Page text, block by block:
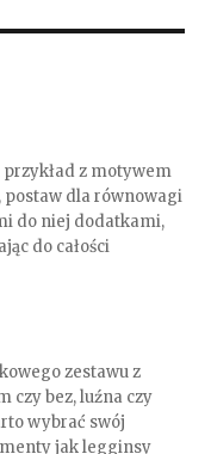
przykład z motywem
dla równowagi
do niej dodatkami,
do całości
zestawu z
czy bez, luźna czy
wybrać swój
jak legginsy